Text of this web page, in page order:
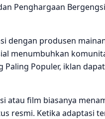
Penghargaan
dengan produsen
menumbuhkan
Paling Populer, iklan
atau film biasanya
resmi. Ketika adaptasi